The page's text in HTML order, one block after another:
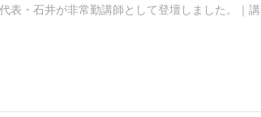
表・石井が非常勤講師として登壇しました。｜講